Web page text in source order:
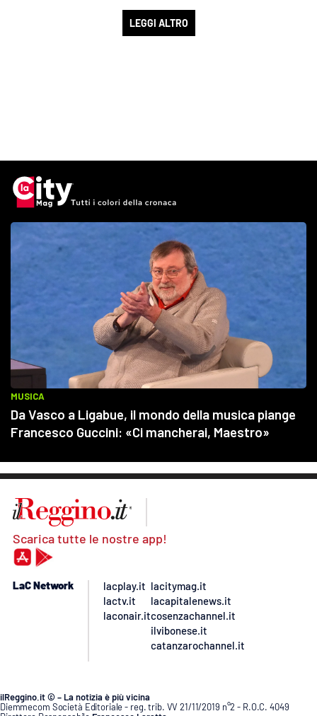
LEGGI ALTRO
Scarica tutte le nostre app!
LaC Network
lacplay.it
lactv.it
laconair.it
lacitymag.it
lacapitalenews.it
cosenzachannel.it
ilvibonese.it
catanzarochannel.it
ilReggino.it © – La notizia è più vicina
Diemmecom Società Editoriale - reg. trib. VV 21/11/2019 n°2 - R.O.C. 4049